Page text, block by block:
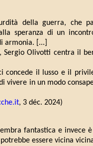
della guerra, che
speranza di un
armonia. [...]
Sergio Olivotti centra il
concede il lusso e il
vivere in un modo
, 3 déc. 2024)
fantastica e invece
essere vicina